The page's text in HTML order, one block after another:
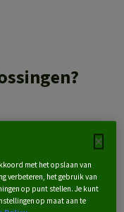
met het opslaan van
verbeteren, het gebruik van
op punt stellen. Je kunt
op maat aan te